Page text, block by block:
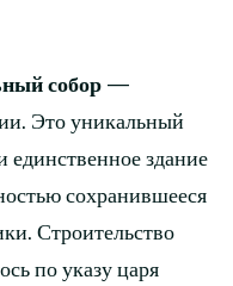
собор —
Это уникальный
единственное здание
сохранившееся
Строительство
по указу царя